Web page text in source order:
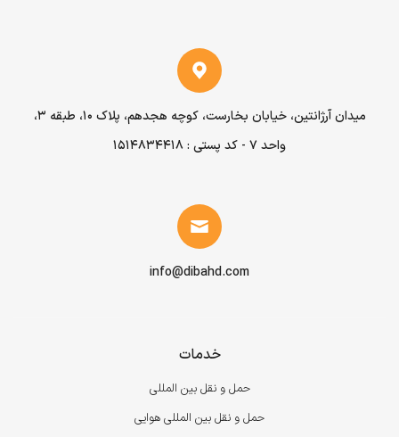
میدان آرژانتین، خیابان بخارست، کوچه هجدهم، پلاک ۱۰، طبقه ۳،
واحد ۷ - کد پستی : 1514834418
info@dibahd.com
خدمات
حمل و نقل بین المللی
حمل و نقل بین المللی هوایی